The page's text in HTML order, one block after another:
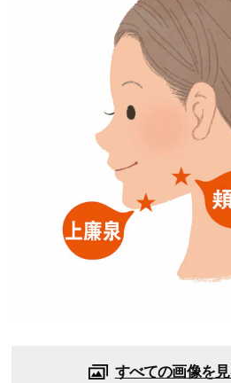
すべての画像を見